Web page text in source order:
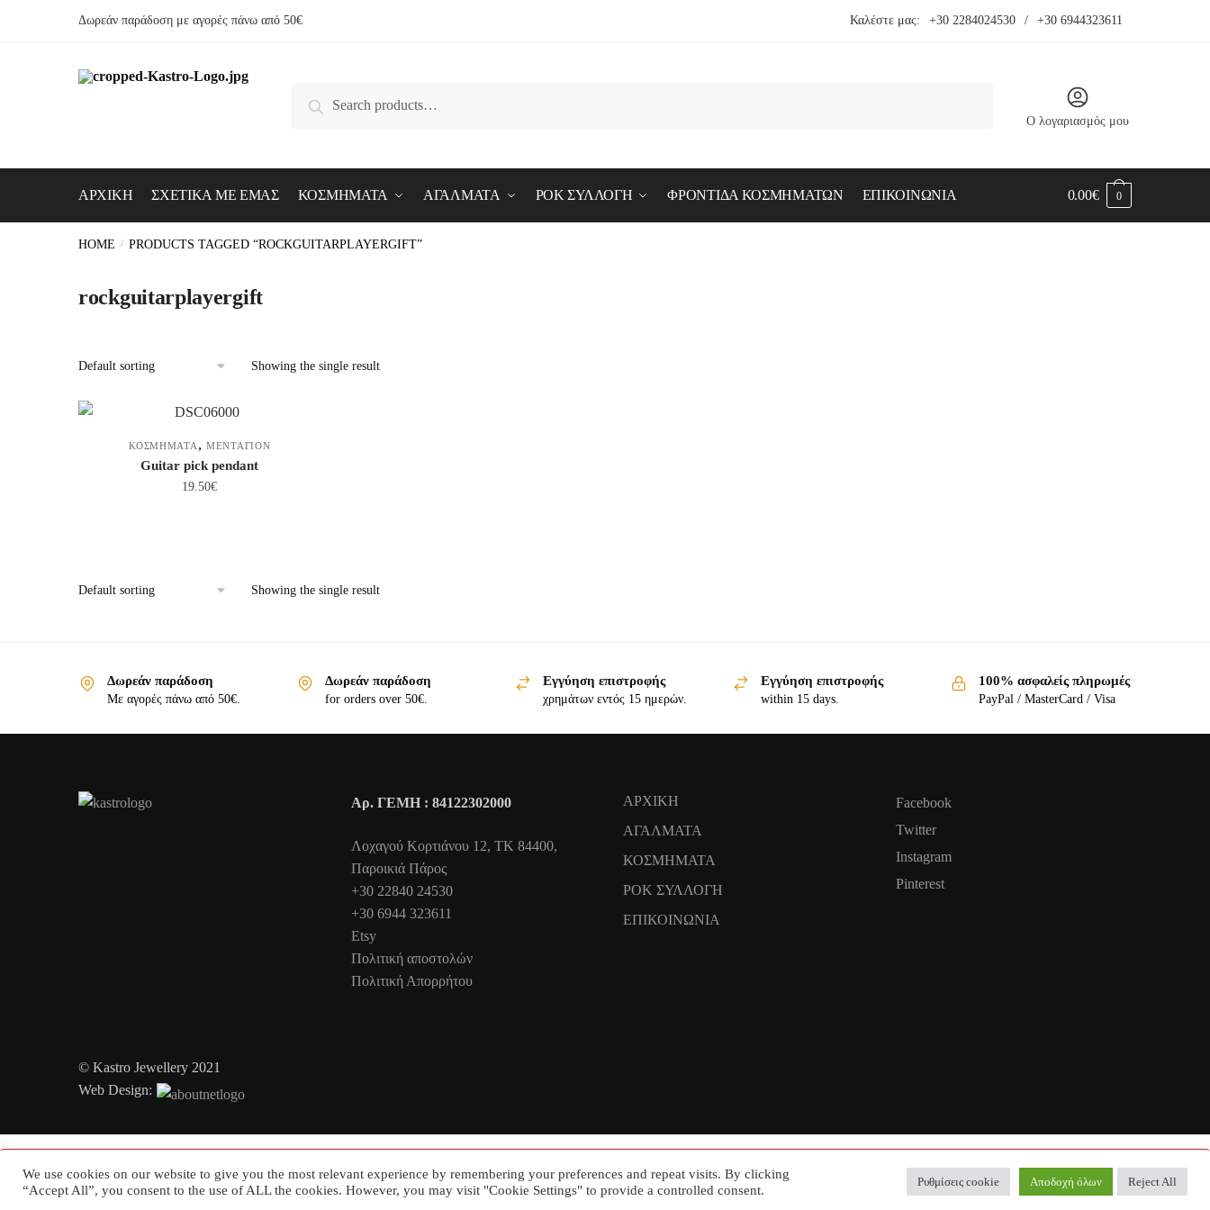
Δωρεάν παράδοση με αγορές πάνω από 50€ Καλέστε μας: +30 2284024530 / +30 6944323611
Search
Ο λογαριασμός μου
ΑΡΧΙΚΗ ΣΧΕΤΙΚΑ ΜΕ ΕΜΑΣ ΚΟΣΜΗΜΑΤΑ ΑΓΑΛΜΑΤΑ ΡΟΚ ΣΥΛΛΟΓΗ ΦΡΟΝΤΙΔΑ ΚΟΣΜΗΜΑΤΩΝ ΕΠΙΚΟΙΝΩΝΙΑ 0.00€ 0
HOME / PRODUCTS TAGGED “ROCKGUITARPLAYERGIFT”
rockguitarplayergift
Showing the single result
ΚΟΣΜΗΜΑΤΑ ,ΜΕΝΤΑΓΙΟΝ
Guitar pick pendant
19.50€
Showing the single result
Δωρεάν παράδοση
Με αγορές πάνω από 50€.
Δωρεάν παράδοση
for orders over 50€.
Εγγύηση επιστροφής
χρημάτων εντός 15 ημερών.
Εγγύηση επιστροφής
within 15 days.
100% ασφαλείς πληρωμές
PayPal / MasterCard / Visa
Αρ. ΓΕΜΗ : 84122302000
Λοχαγού Κορτιάνου 12, ΤΚ 84400,
Παροικιά Πάρος
+30 22840 24530
+30 6944 323611
Etsy
Πολιτική αποστολών
Πολιτική Απορρήτου
ΑΡΧΙΚΗ
ΑΓΑΛΜΑΤΑ
ΚΟΣΜΗΜΑΤΑ
ΡΟΚ ΣΥΛΛΟΓΗ
ΕΠΙΚΟΙΝΩΝΙΑ
Facebook
Twitter
Instagram
Pinterest
© Kastro Jewellery 2021
Web Design:
We use cookies on our website to give you the most relevant experience by remembering your preferences and repeat visits. By clicking
“Accept All”, you consent to the use of ALL the cookies. However, you may visit "Cookie Settings" to provide a controlled consent.
Ρυθμίσεις cookie Αποδοχή όλων Reject All
Error: "Undefined constant "ICL_LANGUAGE_CODE""